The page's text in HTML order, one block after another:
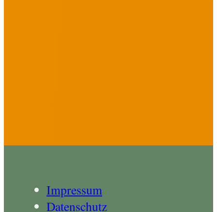
Impressum
Datenschutz